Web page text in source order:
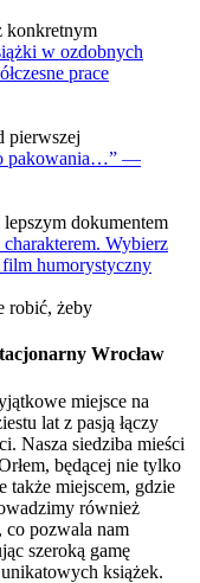
konkretnym
w ozdobnych
prace
pierwszej
pakowania…” —
dokumentem
Wybierz
humorystyczny
robić, żeby
Wrocław
miejsce na
lat z pasją łączy
Nasza siedziba mieści
będącej nie tylko
także miejscem, gdzie
również
co pozwala nam
szeroką gamę
książek.